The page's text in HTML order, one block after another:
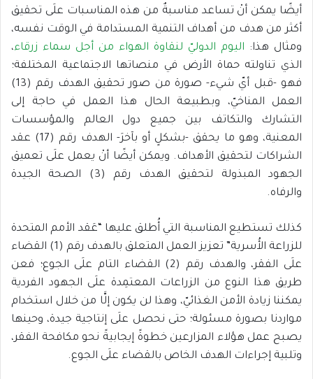
أيضًا يمكن أنْ تساعد مناسبةٌ من هذه المناسبات علَى تحقيق
أكثر من هدف من أهداف التنمية المستدامة في الوقت نفسه،
ومثال هذا: اليوم الدوليّ لنقاوة الهواء من أجل سماء زرقاء،
الذي تناولته حماة الأرض في منصاتها الاجتماعية المختلفة؛
فهو -قبل أيّ شيء- صورة من صور تحقيق الهدف رقم (13)
العمل المناخيّ، وبطبيعة الحال هذا العمل في حاجة إلى
التشارك والتكاتف بين جميع دول العالم والمؤسسات
المعنية، وهو ما يحقق -بشكلٍ أو بآخرَ- الهدف رقم (17) عقد
الشراكات لتحقيق الأهداف. ويمكن أيضًا أنْ يعمل علَى تعميق
الجهود المبذولة لتحقيق الهدف رقم (3) الصحة الجيدة
والرفاه.
كذلك تستطيع المناسبة التي أُطلق عليها “عَقد الأمم المتحدة
للزراعة الأُسرية” تعزيز العمل المتعلق بالهدف رقم (1) القضاء
علَى الفقر، والهدف رقم (2) القضاء التام علَى الجوع؛ فعن
طريق هذا النوع من الزراعات المعتمِدة علَى الجهود الفردية
يمكننا زيادة الأمن الغذائيّ، وهذا لن يكون إلَّا من خلال استخدام
مواردنا بصورة مسئولة؛ حتى نحصل علَى إنتاجية جيدة، وحينها
يصبح عمل هؤلاء المزارعين خطوةً إيجابيةً نحو مكافحة الفقر،
وتلبية إجراءات الهدف الخاص بالقضاء علَى الجوع.